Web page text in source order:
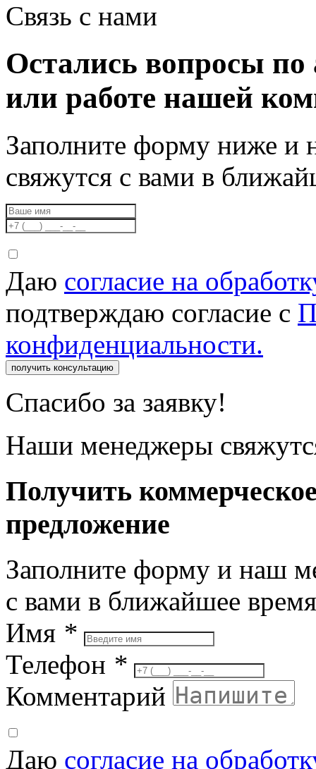
Связь с нами
Остались вопросы по
или работе нашей
Заполните форму ниже и
свяжутся с вами в
Даю согласие на
подтверждаю согласие с
конфиденциальности.
получить консультацию
Спасибо за заявку!
Наши менеджеры
Получить
предложение
Заполните форму и наш
с вами в ближайшее время
Имя *
Телефон *
Комментарий
Даю согласие на